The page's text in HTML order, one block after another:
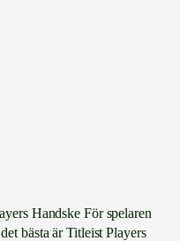
Handske För spelaren
bästa är Titleist Players